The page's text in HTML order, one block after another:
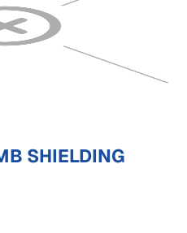
SHIELDING